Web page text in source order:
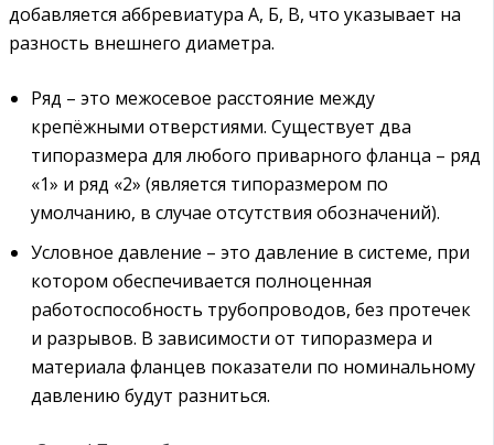
добавляется аббревиатура А, Б, В, что указывает на
разность внешнего диаметра.
Ряд – это межосевое расстояние между
крепёжными отверстиями. Существует два
типоразмера для любого приварного фланца – ряд
«1» и ряд «2» (является типоразмером по
умолчанию, в случае отсутствия обозначений).
Условное давление – это давление в системе, при
котором обеспечивается полноценная
работоспособность трубопроводов, без протечек
и разрывов. В зависимости от типоразмера и
материала фланцев показатели по номинальному
давлению будут разниться.